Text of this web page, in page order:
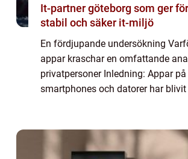
It-partner göteborg som ger
stabil och säker it-miljö
En fördjupande undersökning
appar kraschar en omfattande
privatpersoner Inledning: Appar på
smartphones och datorer har blivit